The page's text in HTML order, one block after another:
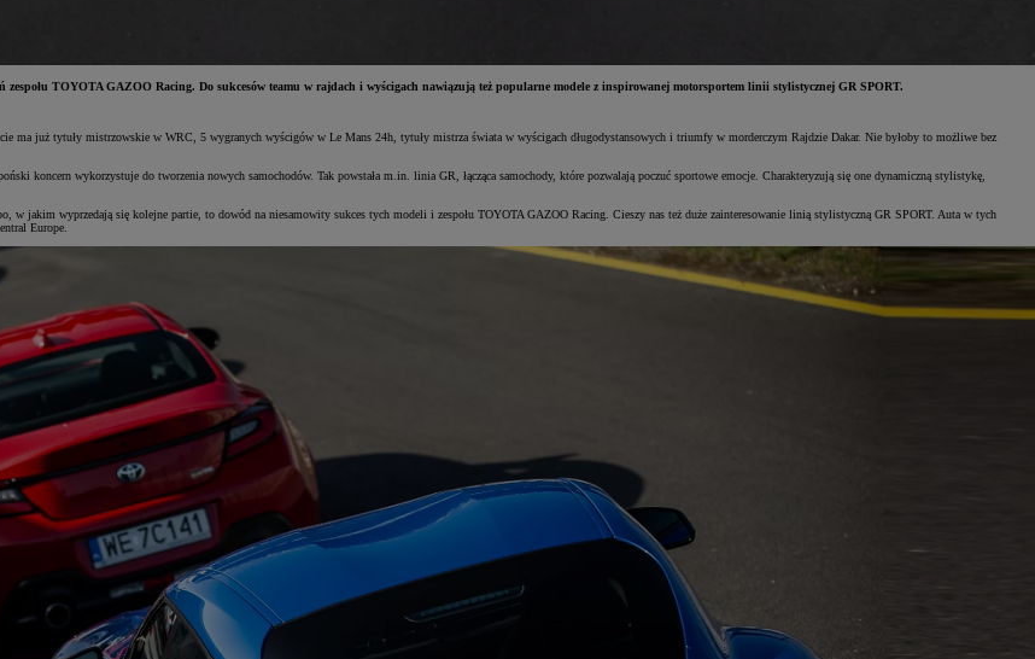
TOYOTA GAZOO Racing. Do sukcesów teamu w rajdach i wyścigach nawiązują też popularne modele z inspirowanej motorsportem linii stylistycznej GR SPORT.
ma już tytuły mistrzowskie w WRC, 5 wygranych wyścigów w Le Mans 24h, tytuły mistrza świata w wyścigach długodystansowych i triumfy w morderczym Rajdzie Dakar. Nie byłoby to możliwe bez
koncern wykorzystuje do tworzenia nowych samochodów. Tak powstała m.in. linia GR, łącząca samochody, które pozwalają poczuć sportowe emocje. Charakteryzują się one dynamiczną stylistykę,
w jakim wyprzedają się kolejne partie, to dowód na niesamowity sukces tych modeli i zespołu TOYOTA GAZOO Racing. Cieszy nas też duże zainteresowanie linią stylistyczną GR SPORT. Auta w tych
Europe.